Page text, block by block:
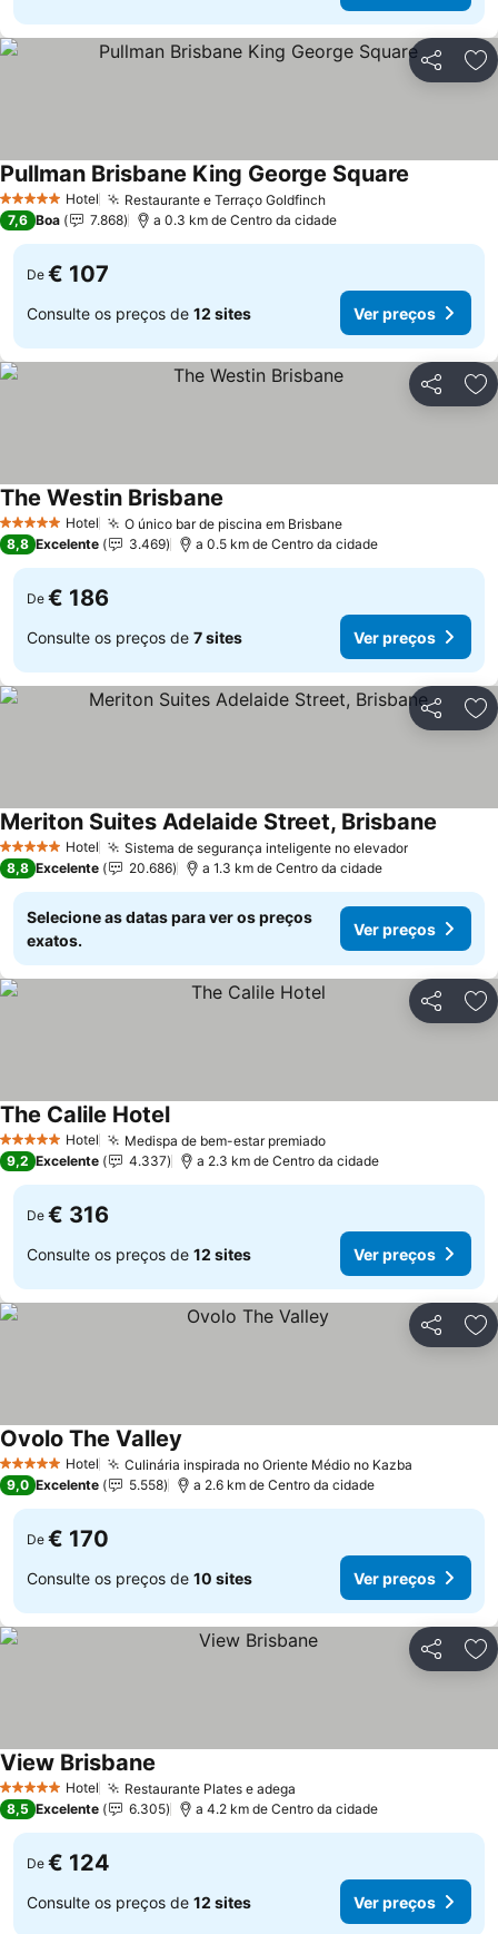
Partilhar
5 Estrelas Hotel Restaurante e Terraço GoldfinchVer preços
Pullman Brisbane King George Square
7,6 Boa 7.868 a 0.3 km de Centro da cidade
De € 107
Consulte os preços de 12 sites Ver preços
Partilhar
5 Estrelas Hotel O único bar de piscina em BrisbaneVer preços
The Westin Brisbane
8,8 Excelente 3.469 a 0.5 km de Centro da cidade
De € 186
Consulte os preços de 7 sites Ver preços
Partilhar
5 Estrelas Hotel Sistema de segurança inteligente no elevadorVer preços
Meriton Suites Adelaide Street, Brisbane
8,8 Excelente 20.686 a 1.3 km de Centro da cidade
Selecione as datas para ver os preços
exatos.
Ver preços
Partilhar
5 Estrelas Hotel Medispa de bem-estar premiadoVer preços
The Calile HotelVer preços
9,2 Excelente 4.337 a 2.3 km de Centro da cidade
De € 316
Consulte os preços de 12 sites Ver preços
Partilhar
5 Estrelas Hotel Culinária inspirada no Oriente Médio no Kazba
Ovolo The Valley
9,0 Excelente 5.558 a 2.6 km de Centro da cidade
De € 170
Consulte os preços de 10 sites Ver preços
Partilhar
5 Estrelas Hotel Restaurante Plates e adega
View Brisbane
8,5 Excelente 6.305 a 4.2 km de Centro da cidade
De € 124
Consulte os preços de 12 sites Ver preços